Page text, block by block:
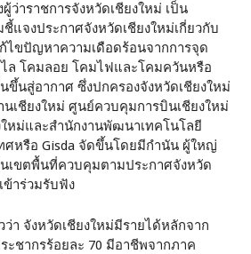
ว่าราชการจังหวัดเชียงใหม่ เป็น
แจงประกาศจังหวัดเชียงใหม่เกี่ยวกับ
ไขปัญหาความเดือดร้อนจากการจุด
ล โคมลอย โคมไฟและโคมควันหรือ
ขึ้นสู่อากาศ ซึ่งปกครองจังหวัดเชียงใหม่
เชียงใหม่ ศูนย์ควบคุมการบินเชียงใหม่
ใหม่และสำนักงานพัฒนาเทคโนโลยี
ศหรือ Gisda จัดขึ้นโดยมีกำนัน ผู้ใหญ่
นเขตพื้นที่ควบคุมตามประกาศจังหวัด
ข้าร่วมรับฟัง
ว่า จังหวัดเชียงใหม่มีรายได้หลักจาก
ะชากรร้อยละ 70 มีอาชีพจากภาค